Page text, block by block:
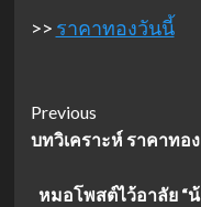
>> ราคาทองวันนี้
Post
Navigation
Previous
บทวิเคราะห์ ราคาทอ
หมอโพสต์ไว้อาลัย “